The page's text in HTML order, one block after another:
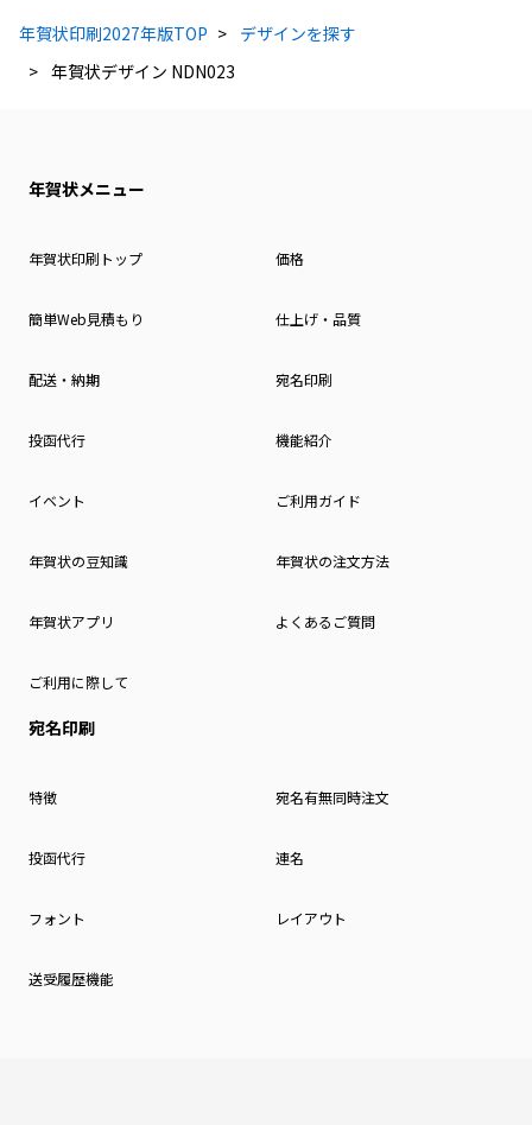
年賀状印刷2027年版TOP
デザインを探す
年賀状デザイン NDN023
年賀状メニュー
年賀状印刷トップ 価格
簡単Web見積もり 仕上げ・品質
配送・納期 宛名印刷
投函代行 機能紹介
イベント ご利用ガイド
年賀状の豆知識 年賀状の注文方法
年賀状アプリ よくあるご質問
ご利用に際して
宛名印刷
特徴 宛名有無同時注文
投函代行 連名
フォント レイアウト
送受履歴機能